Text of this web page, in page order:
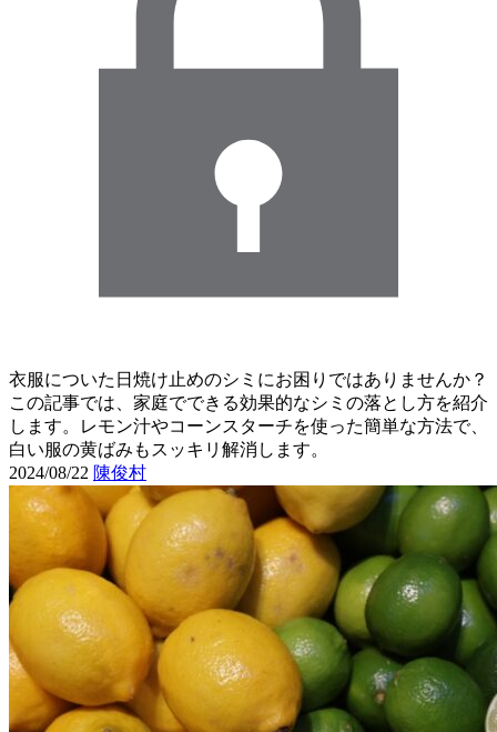
衣服についた日焼け止めのシミにお困りではありませんか？
この記事では、家庭でできる効果的なシミの落とし方を紹介
します。レモン汁やコーンスターチを使った簡単な方法で、
白い服の黄ばみもスッキリ解消します。
2024/08/22 陳俊村